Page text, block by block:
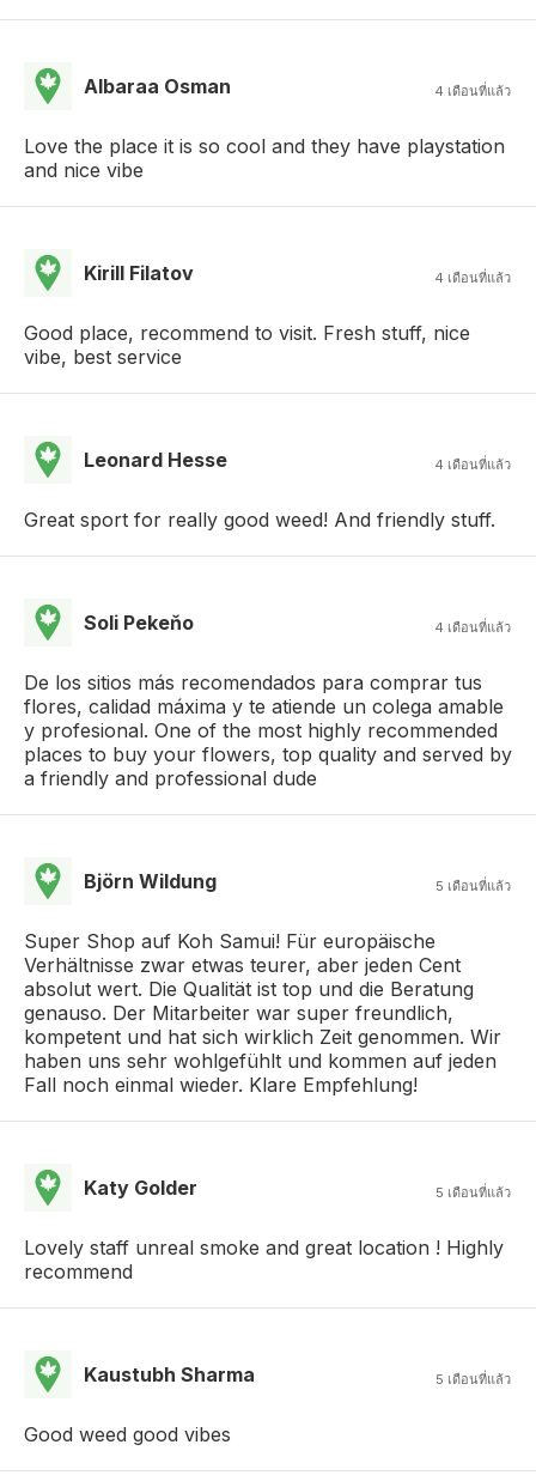
Albaraa Osman 4 เดือนที่แล้ว
Love the place it is so cool and they have playstation
and nice vibe
Kirill Filatov 4 เดือนที่แล้ว
Good place, recommend to visit. Fresh stuff, nice
vibe, best service
Leonard Hesse 4 เดือนที่แล้ว
Great sport for really good weed! And friendly stuff.
Soli Pekeňo 4 เดือนที่แล้ว
De los sitios más recomendados para comprar tus
flores, calidad máxima y te atiende un colega amable
y profesional. One of the most highly recommended
places to buy your flowers, top quality and served by
a friendly and professional dude
Björn Wildung 5 เดือนที่แล้ว
Super Shop auf Koh Samui! Für europäische
Verhältnisse zwar etwas teurer, aber jeden Cent
absolut wert. Die Qualität ist top und die Beratung
genauso. Der Mitarbeiter war super freundlich,
kompetent und hat sich wirklich Zeit genommen. Wir
haben uns sehr wohlgefühlt und kommen auf jeden
Fall noch einmal wieder. Klare Empfehlung!
Katy Golder 5 เดือนที่แล้ว
Lovely staff unreal smoke and great location ! Highly
recommend
Kaustubh Sharma 5 เดือนที่แล้ว
Good weed good vibes